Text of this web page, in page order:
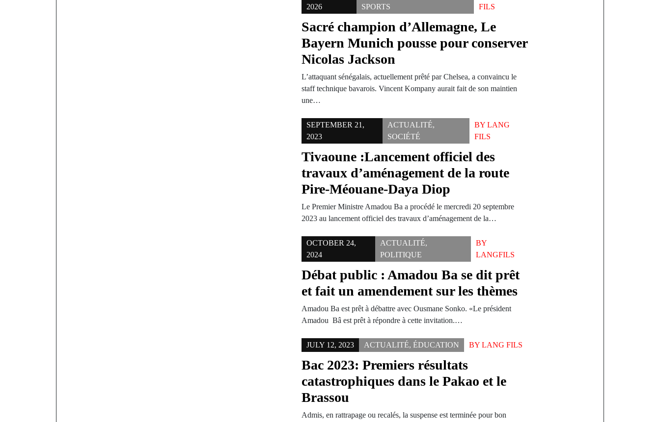
2026
SPORTS
FILS
Sacré champion d’Allemagne, Le
Bayern Munich pousse pour conserver
Nicolas Jackson
L’attaquant sénégalais, actuellement prêté par Chelsea, a convaincu le
staff technique bavarois. Vincent Kompany aurait fait de son maintien
une…
SEPTEMBER 21,
2023
ACTUALITÉ,
SOCIÉTÉ
BYLANG
FILS
Tivaoune :Lancement officiel des
travaux d’aménagement de la route
Pire-Méouane-Daya Diop
Le Premier Ministre Amadou Ba a procédé le mercredi 20 septembre
2023 au lancement officiel des travaux d’aménagement de la…
OCTOBER 24,
2024
ACTUALITÉ,
POLITIQUE
BY
LANGFILS
Débat public : Amadou Ba se dit prêt
et fait un amendement sur les thèmes
Amadou Ba est prêt à débattre avec Ousmane Sonko. «Le président
Amadou Bâ est prêt à répondre à cette invitation.…
JULY 12, 2023 ACTUALITÉ,ÉDUCATION BYLANG FILS
Bac 2023: Premiers résultats
catastrophiques dans le Pakao et le
Brassou
Admis, en rattrapage ou recalés, la suspense est terminée pour bon